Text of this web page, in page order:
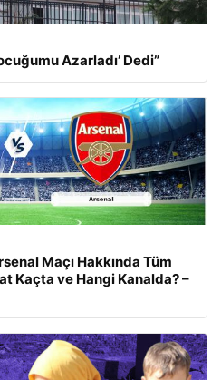
Azarladı’ Dedi”
Maçı Hakkında Tüm
Kaçta ve Hangi Kanalda? –